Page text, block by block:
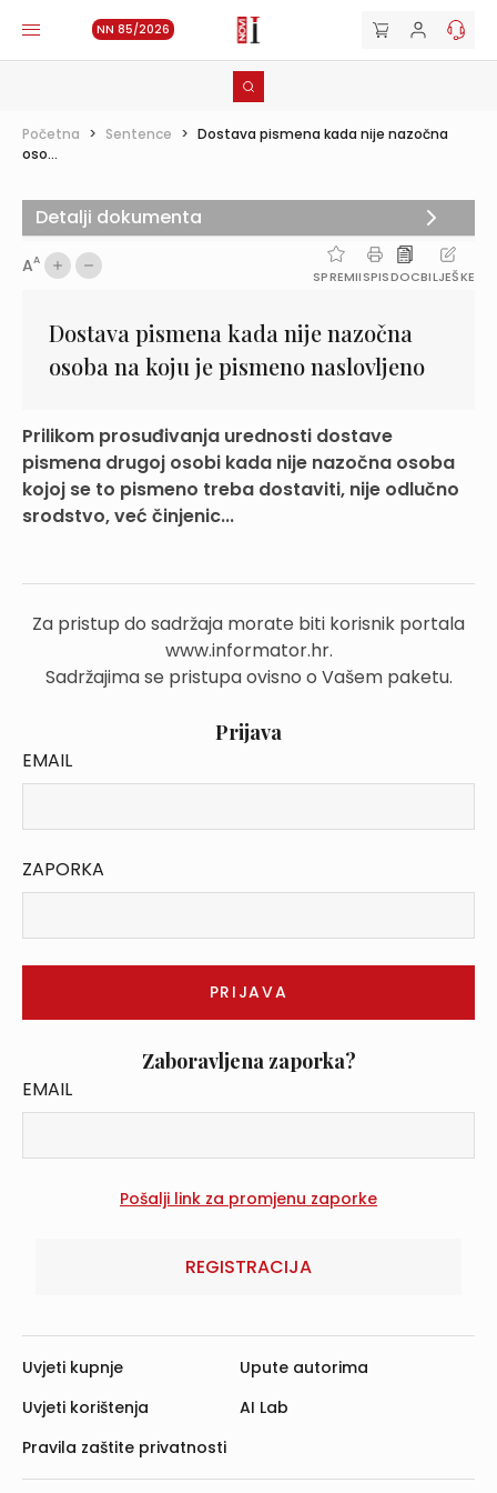
NN 85/2026
Početna > Sentence > Dostava pismena kada nije nazočna
oso...
AA
SPREMIISPISDOCBILJEŠKE
Dostava pismena kada nije nazočna
osoba na koju je pismeno naslovljeno
Prilikom prosuđivanja urednosti dostave
pismena drugoj osobi kada nije nazočna osoba
kojoj se to pismeno treba dostaviti, nije odlučno
srodstvo, već činjenic...
Za pristup do sadržaja morate biti korisnik portala
www.informator.hr.
Sadržajima se pristupa ovisno o Vašem paketu.
Prijava
EMAIL
ZAPORKA
Zaboravljena zaporka?
EMAIL
REGISTRACIJA
Detalji dokumenta
Uvjeti kupnje
Uvjeti korištenja
Pravila zaštite privatnosti
Upute autorima
AI Lab